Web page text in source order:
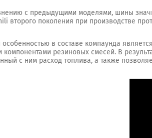
с предыдущими моделями, шины
второго поколения при производстве
в составе компаунда
компонентами резиновых смесей. В
с ним расход топлива, а также